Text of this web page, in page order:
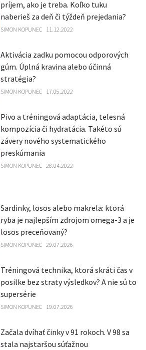
príjem, ako je treba. Koľko tuku
naberieš za deň či týždeň prejedania?
SIMON KOPUNEC 11.12.2022
Aktivácia zadku pomocou odporových
gúm. Úplná kravina alebo účinná
stratégia?
SIMON KOPUNEC 17.05.2022
Pivo a tréningová adaptácia, telesná
kompozícia či hydratácia. Takéto sú
závery nového systematického
preskúmania
SIMON KOPUNEC 28.04.2022
Sardinky, losos alebo makrela: ktorá
ryba je najlepším zdrojom omega-3 a je
losos preceňovaný?
SIMON KOPUNEC 29.07.2026
Tréningová technika, ktorá skráti čas v
posilke bez straty výsledkov? A nie sú to
supersérie
SIMON KOPUNEC 19.07.2026
Začala dvíhať činky v 91 rokoch. V 98 sa
stala najstaršou súťažnou